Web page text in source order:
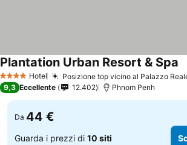
4 Stelle Hotel Posizione top vicino al Palazzo
Plantation Urban Resort & Spa
9,3 Eccellente 12.402 Phnom Penh
Da 44 €
Guarda i prezzi di 10 siti